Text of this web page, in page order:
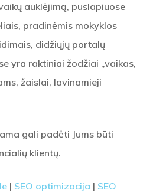
auklėjimą, puslapiuose
pradinėmis mokyklos
didžiųjų portalų
yra raktiniai žodžiai „vaikas,
žaislai, lavinamieji
gali padėti Jums būti
klientų.
| SEO optimizacija | SEO